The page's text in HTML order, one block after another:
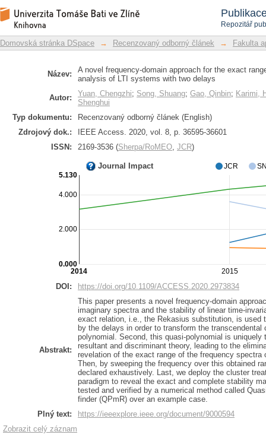
Repozitář
A novel frequency-domain approach
the stability analysis of LTI systems
Repozitář DSpace/Manakin
Domovská stránka DSpace → Recenzovaný odborný článek → Fakulta
Název:
A novel frequency-domain approach for the exact
analysis of LTI systems with two delays
Autor: Yuan, Chengzhi; Song, Shuang; Gao, Qinbin; Karimi,
Shenghui
Typ dokumentu:
Recenzovaný odborný článek (English)
Zdrojový dok.:
IEEE Access. 2020, vol. 8, p. 36595-36601
ISSN:
2169-3536 (Sherpa/RoMEO, JCR)
Journal Impact
2015
2014
2.000
4.000
0.000
5.130
JCR
DOI: https://doi.org/10.1109/ACCESS.2020.2973834
Abstrakt:
This paper presents a novel frequency-domain
imaginary spectra and the stability of linear time-
exact relation, i.e., the Rekasius substitution, is used
by the delays in order to transform the
polynomial. Second, this quasi-polynomial is uniquely
resultant and discriminant theory, leading to the
revelation of the exact range of the frequency
Then, by sweeping the frequency over this obtained
declared exhaustively. Last, we deploy the cluster
paradigm to reveal the exact and complete stability
tested and verified by a numerical method called
finder (QPmR) over an example case.
Plný text:
https://ieeexplore.ieee.org/document/9000594
Zobrazit celý záznam